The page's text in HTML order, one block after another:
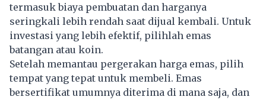
termasuk biaya pembuatan dan harganya
seringkali lebih rendah saat dijual kembali. Untuk
investasi yang lebih efektif, pilihlah emas
batangan atau koin.
Setelah memantau pergerakan harga emas, pilih
tempat yang tepat untuk membeli. Emas
bersertifikat umumnya diterima di mana saja, dan